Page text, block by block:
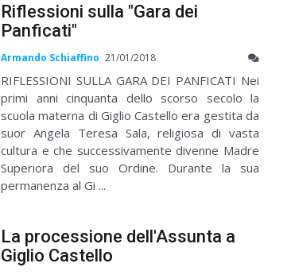
Riflessioni sulla "Gara dei
Panficati"
Armando Schiaffino 21/01/2018
RIFLESSIONI SULLA GARA DEI PANFICATI Nei
primi anni cinquanta dello scorso secolo la
scuola materna di Giglio Castello era gestita da
suor Angela Teresa Sala, religiosa di vasta
cultura e che successivamente divenne Madre
Superiora del suo Ordine. Durante la sua
permanenza al Gi ...
La processione dell'Assunta a
Giglio Castello